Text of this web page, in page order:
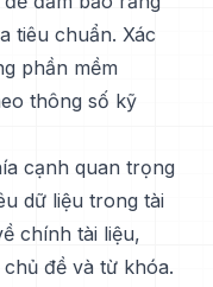
tiêu chuẩn. Xác
phần mềm
thông số kỹ
cạnh quan trọng
dữ liệu trong tài
chính tài liệu,
đề và từ khóa.